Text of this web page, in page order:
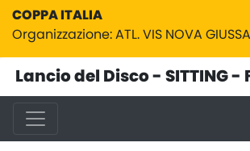
COPPA ITALIA
Organizzazione: ATL. VIS NOVA
Lancio del Disco - SITTING -